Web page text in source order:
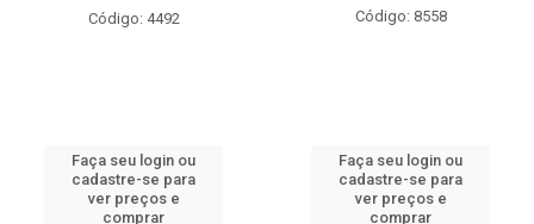
Código: 4492
Faça seu login ou
cadastre-se para
ver preços e
comprar
Código: 8558
Faça seu login ou
cadastre-se para
ver preços e
comprar